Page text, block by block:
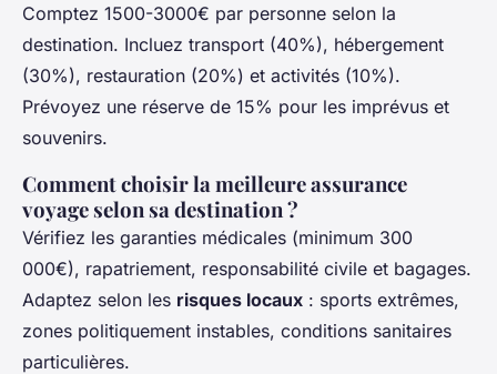
Comptez 1500-3000€ par personne selon la
destination. Incluez transport (40%), hébergement
(30%), restauration (20%) et activités (10%).
Prévoyez une réserve de 15% pour les imprévus et
souvenirs.
Comment choisir la meilleure assurance
voyage selon sa destination ?
Vérifiez les garanties médicales (minimum 300
000€), rapatriement, responsabilité civile et bagages.
Adaptez selon les risques locaux : sports extrêmes,
zones politiquement instables, conditions sanitaires
particulières.